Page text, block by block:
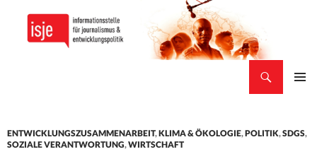
ENTWICKLUNGSZUSAMMENARBEIT,KLIMA & ÖKOLOGIE,POLITIK,SDGS,
SOZIALE VERANTWORTUNG,WIRTSCHAFT